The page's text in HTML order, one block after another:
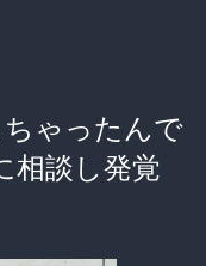
ゃったんで
相談し発覚